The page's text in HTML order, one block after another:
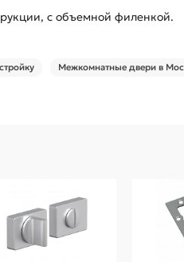
с объемной филенкой.
Межкомнатные двери в